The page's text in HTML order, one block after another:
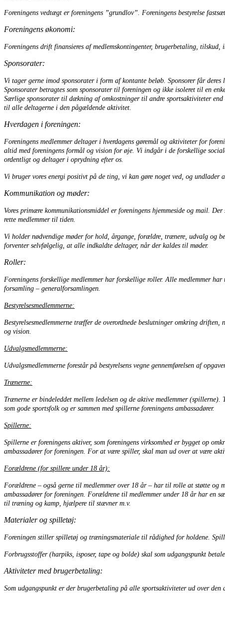
Foreningens vedtægt er foreningens ”grundlov”. Foreningens bestyrelse
Foreningens økonomi:
Foreningens drift finansieres af medlemskontingenter, brugerbetaling, tilskud,
Sponsorater:
Vi tager gerne imod sponsorater i form af kontante beløb. Sponsorer får
Sponsorater betragtes som sponsorater til foreningen og ikke isoleret til en
Særlige sponsorater til dækning af omkostninger til andre sportsaktiviteter
til alle deltagerne i den pågældende aktivitet.
Hverdagen i foreningen:
Foreningens medlemmer deltager i hverdagens gøremål og aktiviteter for
altid med foreningens formål og vision for øje. Vi indgår i de forskellige
ordentligt og deltager i oprydning efter os.
Vi bruger vores energi positivt på de ting, vi kan gøre noget ved, og undlader
Kommunikation og møder:
Vores primære kommunikationsmiddel er foreningens hjemmeside og mail.
rette medlemmer til tiden.
Vi holder nødvendige møder for hold, årgange, forældre, trænere, udvalg og
forventer selvfølgelig, at alle indkaldte deltager, når der kaldes til møder.
Roller:
Foreningens forskellige medlemmer har forskellige roller. Alle medlemmer
forsamling – generalforsamlingen.
Bestyrelsesmedlemmerne:
Bestyrelsesmedlemmerne træffer de overordnede beslutninger omkring
og vision.
Udvalgsmedlemmerne:
Udvalgsmedlemmerne forestår på bestyrelsens vegne gennemførelsen af
Trænerne:
Trænerne er bindeleddet mellem ledelsen og de aktive medlemmer
som gode sportsfolk og er sammen med spillerne foreningens ambassadører.
Spillerne:
Spillerne er foreningens aktiver, som foreningens virksomhed er bygget op
ambassadører for foreningen. For at være spiller, skal man ud over at være
Forældrene (for spillere under 18 år):
Forældrene – også gerne til medlemmer over 18 år – har til rolle at støtte og
ambassadører for foreningen. Forældrene til medlemmer under 18 år har en
til træning og kamp, hjælpere til stævner m.v.
Materialer og spilletøj:
Foreningen stiller spilletøj og træningsmateriale til rådighed for holdene.
Forbrugsstoffer (harpiks, isposer, tape og bolde) skal som udgangspunkt
Aktiviteter med brugerbetaling:
Som udgangspunkt er der brugerbetaling på alle sportsaktiviteter ud over den